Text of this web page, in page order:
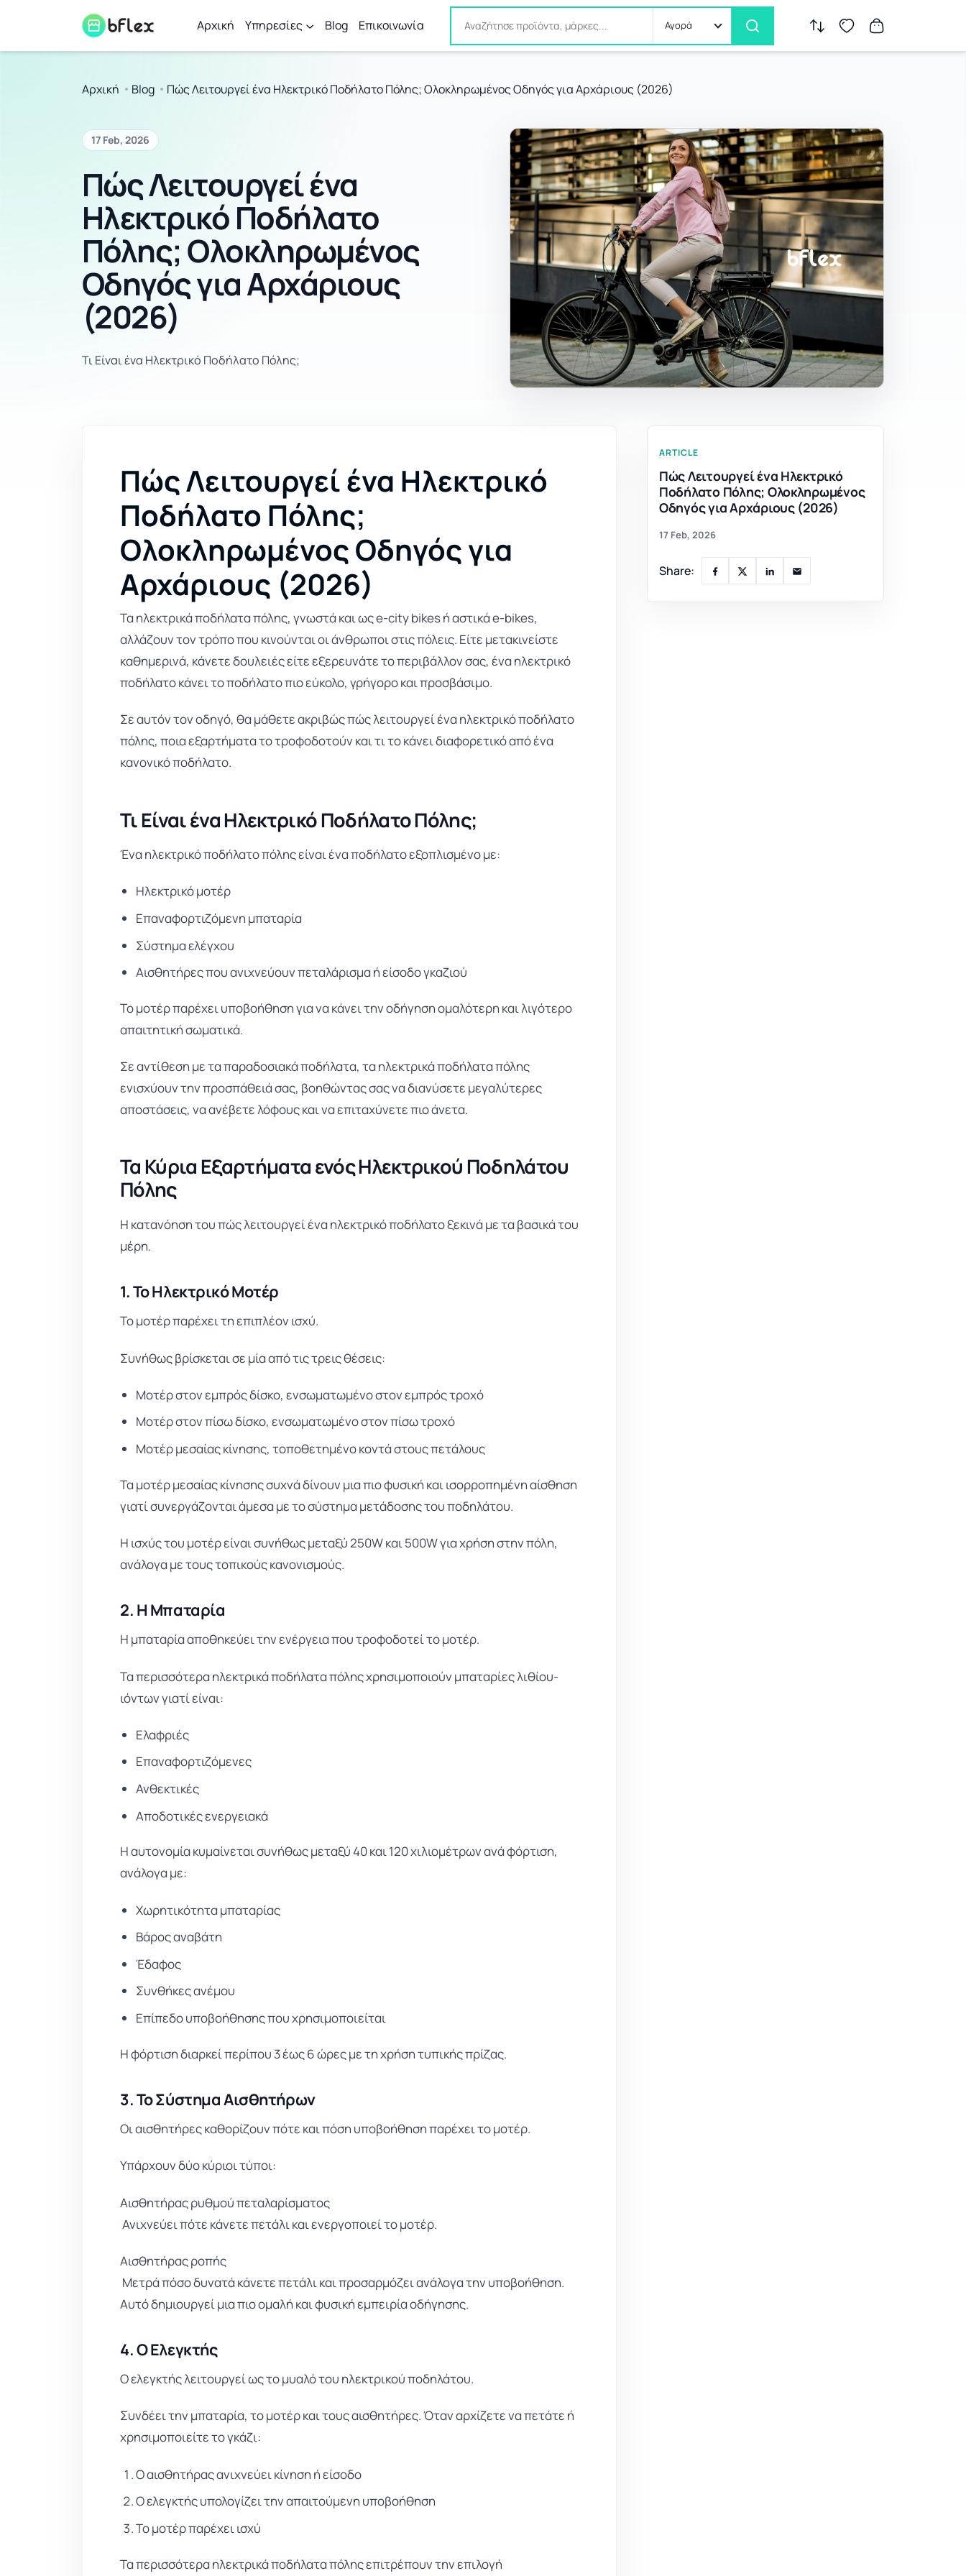
Αρχική Υπηρεσίες Blog Επικοινωνία Αγορά
Αρχική Blog Πώς Λειτουργεί ένα Ηλεκτρικό Ποδήλατο Πόλης; Ολοκληρωμένος Οδηγός για Αρχάριους (2026)
17 Feb, 2026
Πώς Λειτουργεί ένα
Ηλεκτρικό Ποδήλατο
Πόλης; Ολοκληρωμένος
Οδηγός για Αρχάριους
(2026)
Τι Είναι ένα Ηλεκτρικό Ποδήλατο Πόλης;
Πώς Λειτουργεί ένα Ηλεκτρικό
Ποδήλατο Πόλης;
Ολοκληρωμένος Οδηγός για
Αρχάριους (2026)
Τα ηλεκτρικά ποδήλατα πόλης, γνωστά και ως e-city bikes ή αστικά e-bikes,
αλλάζουν τον τρόπο που κινούνται οι άνθρωποι στις πόλεις. Είτε μετακινείστε
καθημερινά, κάνετε δουλειές είτε εξερευνάτε το περιβάλλον σας, ένα ηλεκτρικό
ποδήλατο κάνει το ποδήλατο πιο εύκολο, γρήγορο και προσβάσιμο.
Σε αυτόν τον οδηγό, θα μάθετε ακριβώς πώς λειτουργεί ένα ηλεκτρικό ποδήλατο
πόλης, ποια εξαρτήματα το τροφοδοτούν και τι το κάνει διαφορετικό από ένα
κανονικό ποδήλατο.
Τι Είναι ένα Ηλεκτρικό Ποδήλατο Πόλης;
Ένα ηλεκτρικό ποδήλατο πόλης είναι ένα ποδήλατο εξοπλισμένο με:
Ηλεκτρικό μοτέρ
Επαναφορτιζόμενη μπαταρία
Σύστημα ελέγχου
Αισθητήρες που ανιχνεύουν πεταλάρισμα ή είσοδο γκαζιού
Το μοτέρ παρέχει υποβοήθηση για να κάνει την οδήγηση ομαλότερη και λιγότερο
απαιτητική σωματικά.
Σε αντίθεση με τα παραδοσιακά ποδήλατα, τα ηλεκτρικά ποδήλατα πόλης
ενισχύουν την προσπάθειά σας, βοηθώντας σας να διανύσετε μεγαλύτερες
αποστάσεις, να ανέβετε λόφους και να επιταχύνετε πιο άνετα.
Τα Κύρια Εξαρτήματα ενός Ηλεκτρικού Ποδηλάτου
Πόλης
Η κατανόηση του πώς λειτουργεί ένα ηλεκτρικό ποδήλατο ξεκινά με τα βασικά του
μέρη.
1. Το Ηλεκτρικό Μοτέρ
Το μοτέρ παρέχει τη επιπλέον ισχύ.
Συνήθως βρίσκεται σε μία από τις τρεις θέσεις:
Μοτέρ στον εμπρός δίσκο, ενσωματωμένο στον εμπρός τροχό
Μοτέρ στον πίσω δίσκο, ενσωματωμένο στον πίσω τροχό
Μοτέρ μεσαίας κίνησης, τοποθετημένο κοντά στους πετάλους
Τα μοτέρ μεσαίας κίνησης συχνά δίνουν μια πιο φυσική και ισορροπημένη αίσθηση
γιατί συνεργάζονται άμεσα με το σύστημα μετάδοσης του ποδηλάτου.
Η ισχύς του μοτέρ είναι συνήθως μεταξύ 250W και 500W για χρήση στην πόλη,
ανάλογα με τους τοπικούς κανονισμούς.
2. Η Μπαταρία
Η μπαταρία αποθηκεύει την ενέργεια που τροφοδοτεί το μοτέρ.
Τα περισσότερα ηλεκτρικά ποδήλατα πόλης χρησιμοποιούν μπαταρίες λιθίου-
ιόντων γιατί είναι:
Ελαφριές
Επαναφορτιζόμενες
Ανθεκτικές
Αποδοτικές ενεργειακά
Η αυτονομία κυμαίνεται συνήθως μεταξύ 40 και 120 χιλιομέτρων ανά φόρτιση,
ανάλογα με:
Χωρητικότητα μπαταρίας
Βάρος αναβάτη
Έδαφος
Συνθήκες ανέμου
Επίπεδο υποβοήθησης που χρησιμοποιείται
Η φόρτιση διαρκεί περίπου 3 έως 6 ώρες με τη χρήση τυπικής πρίζας.
3. Το Σύστημα Αισθητήρων
Οι αισθητήρες καθορίζουν πότε και πόση υποβοήθηση παρέχει το μοτέρ.
Υπάρχουν δύο κύριοι τύποι:
Αισθητήρας ρυθμού πεταλαρίσματος
Ανιχνεύει πότε κάνετε πετάλι και ενεργοποιεί το μοτέρ.
Αισθητήρας ροπής
Μετρά πόσο δυνατά κάνετε πετάλι και προσαρμόζει ανάλογα την υποβοήθηση.
Αυτό δημιουργεί μια πιο ομαλή και φυσική εμπειρία οδήγησης.
4. Ο Ελεγκτής
Ο ελεγκτής λειτουργεί ως το μυαλό του ηλεκτρικού ποδηλάτου.
Συνδέει την μπαταρία, το μοτέρ και τους αισθητήρες. Όταν αρχίζετε να πετάτε ή
χρησιμοποιείτε το γκάζι:
Ο αισθητήρας ανιχνεύει κίνηση ή είσοδο
Ο ελεγκτής υπολογίζει την απαιτούμενη υποβοήθηση
Το μοτέρ παρέχει ισχύ
Τα περισσότερα ηλεκτρικά ποδήλατα πόλης επιτρέπουν την επιλογή
ARTICLE
Πώς Λειτουργεί ένα Ηλεκτρικό
Ποδήλατο Πόλης; Ολοκληρωμένος
Οδηγός για Αρχάριους (2026)
17 Feb, 2026
Share: